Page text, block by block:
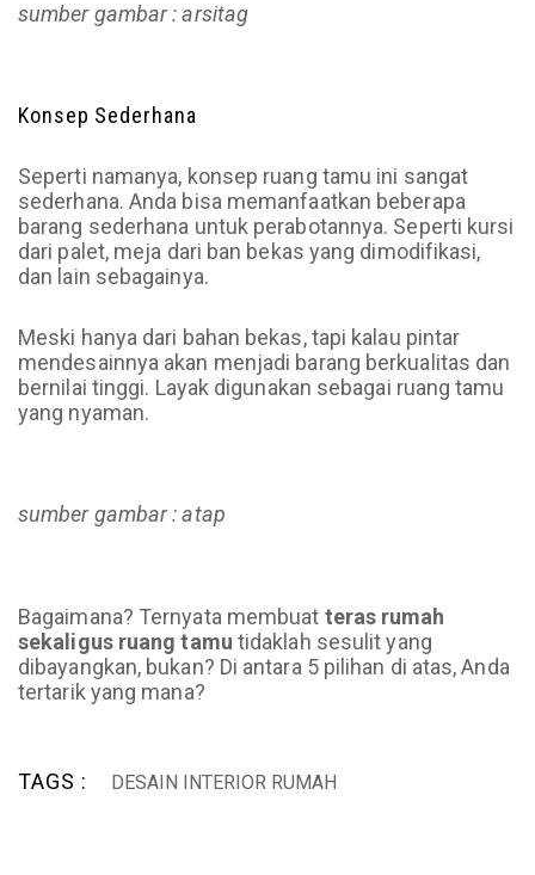
sumber gambar : arsitag
Konsep Sederhana
Seperti namanya, konsep ruang tamu ini sangat
sederhana. Anda bisa memanfaatkan beberapa
barang sederhana untuk perabotannya. Seperti kursi
dari palet, meja dari ban bekas yang dimodifikasi,
dan lain sebagainya.
Meski hanya dari bahan bekas, tapi kalau pintar
mendesainnya akan menjadi barang berkualitas dan
bernilai tinggi. Layak digunakan sebagai ruang tamu
yang nyaman.
sumber gambar : atap
Bagaimana? Ternyata membuat teras rumah
sekaligus ruang tamu tidaklah sesulit yang
dibayangkan, bukan? Di antara 5 pilihan di atas, Anda
tertarik yang mana?
TAGS : DESAIN INTERIOR RUMAH